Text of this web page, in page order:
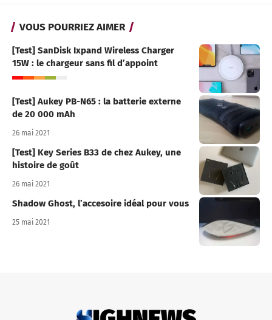
VOUS POURRIEZ AIMER
[Test] SanDisk Ixpand Wireless Charger
15W : le chargeur sans fil d’appoint
[Test] Aukey PB-N65 : la batterie externe
de 20 000 mAh
26 mai 2021
[Test] Key Series B33 de chez Aukey, une
histoire de goût
26 mai 2021
Shadow Ghost, l’accesoire idéal pour vous
25 mai 2021